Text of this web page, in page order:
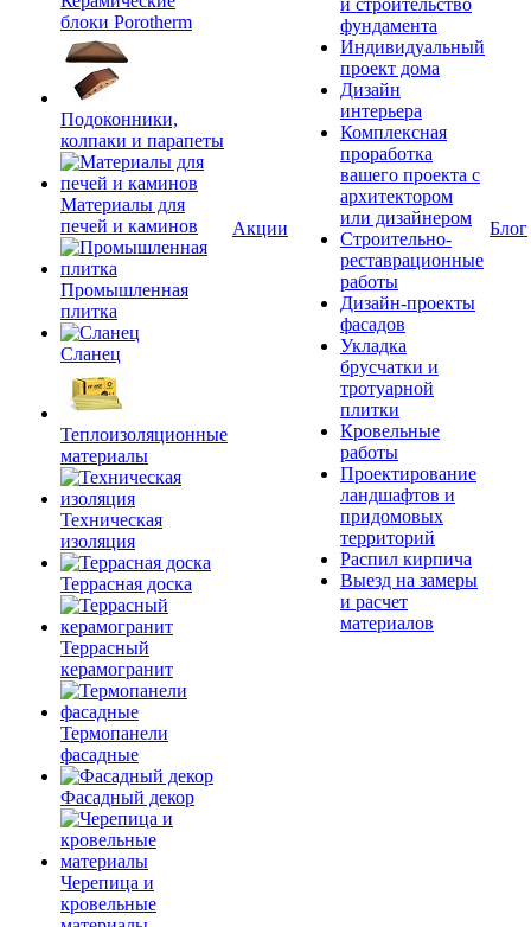
блоки Porotherm
Подоконники,
колпаки и парапеты
Материалы для
печей и каминов
Промышленная
плитка
Сланец
Теплоизоляционные
материалы
Техническая
изоляция
Террасная доска
Террасный
керамогранит
Термопанели
фасадные
Фасадный декор
Черепица и
кровельные
Акции
и строительство
фундамента
Индивидуальный
проект дома
Дизайн
интерьера
Комплексная
проработка
вашего проекта с
архитектором
или дизайнером
Строительно-
реставрационные
работы
Дизайн-проекты
фасадов
Укладка
брусчатки и
тротуарной
плитки
Кровельные
работы
Проектирование
ландшафтов и
придомовых
территорий
Распил кирпича
Выезд на замеры
и расчет
материалов
Блог